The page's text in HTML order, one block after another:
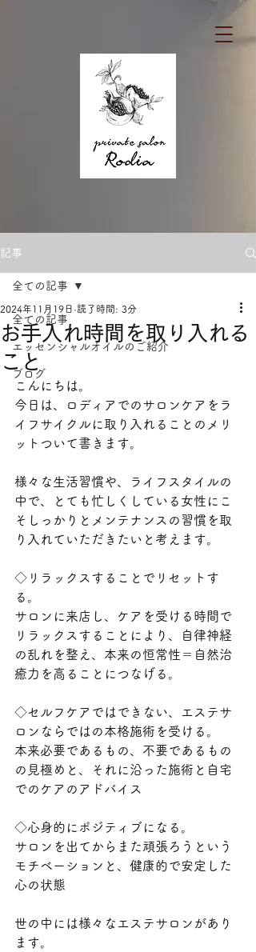
記事
全ての記事
エッセンシャルオイルのご紹介
ブログ
全ての記事
お手入れ時間を取り入れる
こと
2024年11月19日 読了時間: 3分
こんにちは。
今日は、ロディアでのサロンケアをラ
イフサイクルに取り入れることのメリ
ットついて書きます。
様々な生活習慣や、ライフスタイルの
中で、とても忙しくしている女性にこ
そしっかりとメンテナンスの習慣を取
り入れていただきたいと考えます。
◇リラックスすることでリセットす
る。
サロンに来店し、ケアを受ける時間で
リラックスすることにより、自律神経
の乱れを整え、本来の恒常性＝自然治
癒力を高ることにつなげる。
◇セルフケアではできない、エステサ
ロンならではの本格施術を受ける。
本来必要であるもの、不要であるもの
の見極めと、それに沿った施術と自宅
でのケアのアドバイス
◇心身的にポジティブになる。
サロンを出てからまた頑張ろうという
モチベーションと、健康的で安定した
心の状態
世の中には様々なエステサロンがあり
ます。